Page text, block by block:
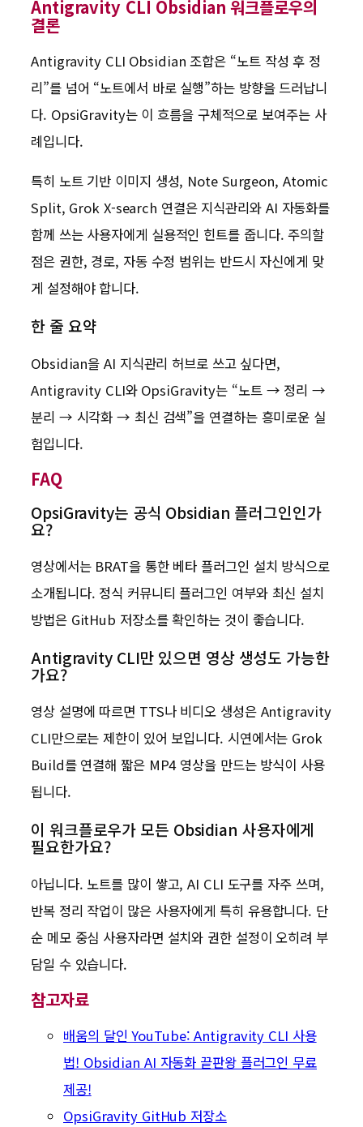
Antigravity CLI Obsidian 워크플로우의
결론
Antigravity CLI Obsidian 조합은 “노트 작성 후 정
리”를 넘어 “노트에서 바로 실행”하는 방향을 드러납니
다. OpsiGravity는 이 흐름을 구체적으로 보여주는 사
례입니다.
특히 노트 기반 이미지 생성, Note Surgeon, Atomic
Split, Grok X-search 연결은 지식관리와 AI 자동화를
함께 쓰는 사용자에게 실용적인 힌트를 줍니다. 주의할
점은 권한, 경로, 자동 수정 범위는 반드시 자신에게 맞
게 설정해야 합니다.
한 줄 요약
Obsidian을 AI 지식관리 허브로 쓰고 싶다면,
Antigravity CLI와 OpsiGravity는 “노트 → 정리 →
분리 → 시각화 → 최신 검색”을 연결하는 흥미로운 실
험입니다.
FAQ
OpsiGravity는 공식 Obsidian 플러그인인가
요?
영상에서는 BRAT을 통한 베타 플러그인 설치 방식으로
소개됩니다. 정식 커뮤니티 플러그인 여부와 최신 설치
방법은 GitHub 저장소를 확인하는 것이 좋습니다.
Antigravity CLI만 있으면 영상 생성도 가능한
가요?
영상 설명에 따르면 TTS나 비디오 생성은 Antigravity
CLI만으로는 제한이 있어 보입니다. 시연에서는 Grok
Build를 연결해 짧은 MP4 영상을 만드는 방식이 사용
됩니다.
이 워크플로우가 모든 Obsidian 사용자에게
필요한가요?
아닙니다. 노트를 많이 쌓고, AI CLI 도구를 자주 쓰며,
반복 정리 작업이 많은 사용자에게 특히 유용합니다. 단
순 메모 중심 사용자라면 설치와 권한 설정이 오히려 부
담일 수 있습니다.
참고자료
배움의 달인 YouTube: Antigravity CLI 사용
법! Obsidian AI 자동화 끝판왕 플러그인 무료
제공!
OpsiGravity GitHub 저장소